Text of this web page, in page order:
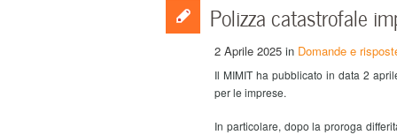
Polizza catastrofale
2 Aprile 2025 in Domande e
Il MIMIT ha pubblicato in data 2
per le imprese.
In particolare, dopo la proroga